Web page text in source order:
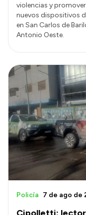
violencias y
nuevos dispositivos
en San Carlos de
Antonio Oeste.
Cipolletti:
Policía 7 de ago de